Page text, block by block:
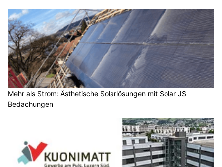
Mehr als Strom: Ästhetische Solarlösungen mit Solar JS
Bedachungen